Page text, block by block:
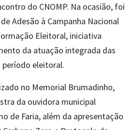
do CNOMP. Na ocasião, foi
Adesão à Campanha Nacional
Eleitoral, iniciativa
da atuação integrada das
período eleitoral.
no Memorial Brumadinho,
da ouvidora municipal
de Faria, além da apresentação